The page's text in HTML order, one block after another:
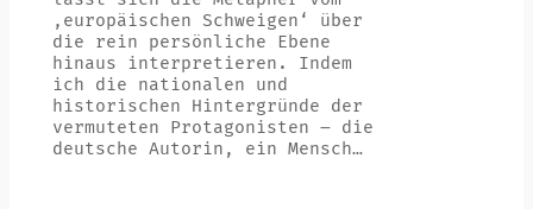
‚europäischen Schweigen‘ über
die rein persönliche Ebene
hinaus interpretieren. Indem
ich die nationalen und
historischen Hintergründe der
vermuteten Protagonisten – die
deutsche Autorin, ein Mensch…